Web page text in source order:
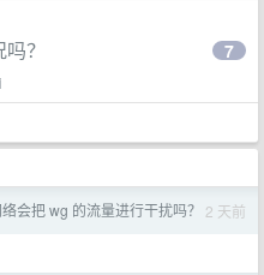
？ 7
会把 wg 的流量进行干扰吗？ 2 天前